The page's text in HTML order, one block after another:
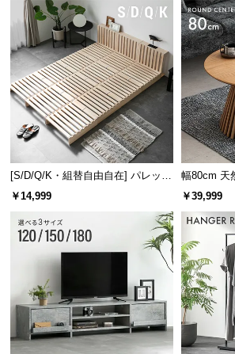
スライドレールで開閉なめらか
たくさん収納すると重くなってしま
しの開閉も、少しの力で簡単に行え
[S/D/Q/K・組替自由自在] パレット
ベッド 8/12/16枚セット
￥14,999
幅80cm 天
ターテー
￥39,999